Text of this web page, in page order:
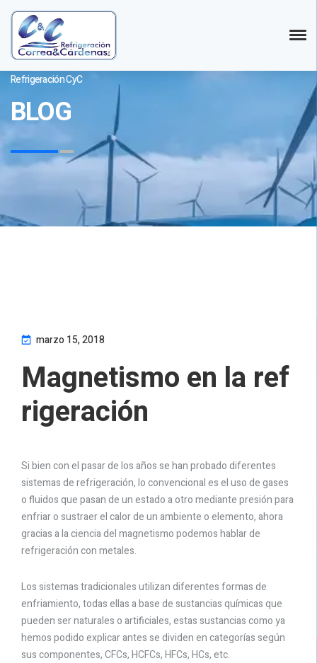
Refrigeración CyC
BLOG
marzo 15, 2018
Magnetismo en la ref
rigeración
Si bien con el pasar de los años se han probado diferentes
sistemas de refrigeración, lo convencional es el uso de gases
o fluidos que pasan de un estado a otro mediante presión para
enfriar o sustraer el calor de un ambiente o elemento, ahora
gracias a la ciencia del magnetismo podemos hablar de
refrigeración con metales.
Los sistemas tradicionales utilizan diferentes formas de
enfriamiento, todas ellas a base de sustancias químicas que
pueden ser naturales o artificiales, estas sustancias como ya
hemos podido explicar antes se dividen en categorías según
sus componentes, CFCs, HCFCs, HFCs, HCs, etc.